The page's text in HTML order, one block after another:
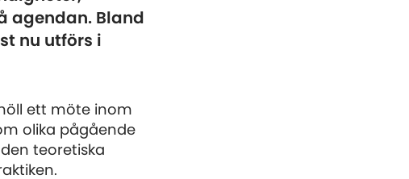
agendan. Bland
nu utförs i
ett möte inom
olika pågående
teoretiska